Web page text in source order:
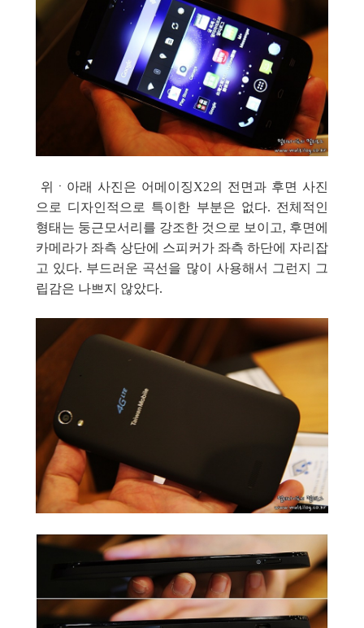
위ㆍ아래 사진은 어메이징X2의 전면과 후면 사진
으로 디자인적으로 특이한 부분은 없다. 전체적인
형태는 둥근모서리를 강조한 것으로 보이고, 후면에
카메라가 좌측 상단에 스피커가 좌측 하단에 자리잡
고 있다. 부드러운 곡선을 많이 사용해서 그런지 그
립감은 나쁘지 않았다.